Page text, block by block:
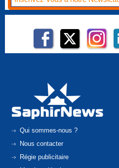
Qui sommes-nous ?
Nous contacter
Régie publicitaire